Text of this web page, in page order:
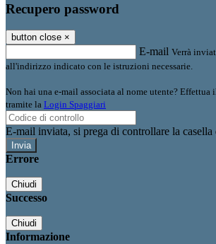
Recupero password
button close ×
E-mail Verrà
all'indirizzo indicato con le istruzioni necessarie.
Non hai una e-mail associata al nome utente? Effettua
tramite la Login Spaggiari
E-mail inviata, si prega di controllare la casella
Errore
Chiudi
Successo
Chiudi
Informazione